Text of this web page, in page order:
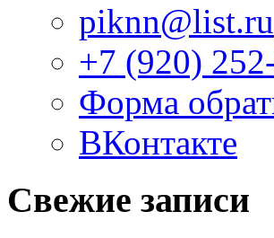
piknn@list.ru
+7 (920)
Форма
ВКонтакте
Свежие записи